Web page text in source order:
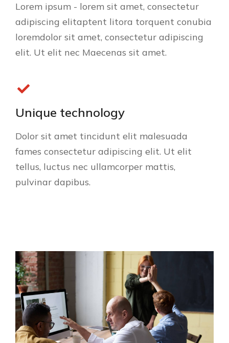
Lorem ipsum - lorem sit amet, consectetur
adipiscing elitaptent litora torquent conubia
loremdolor sit amet, consectetur adipiscing
elit. Ut elit nec Maecenas sit amet.
Unique technology
Dolor sit amet tincidunt elit malesuada
fames consectetur adipiscing elit. Ut elit
tellus, luctus nec ullamcorper mattis,
pulvinar dapibus.